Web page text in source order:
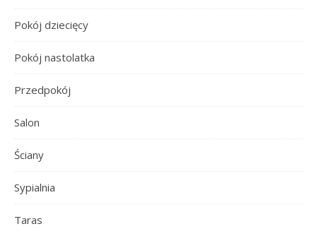
Pokój dziecięcy
Pokój nastolatka
Przedpokój
Salon
Ściany
Sypialnia
Taras